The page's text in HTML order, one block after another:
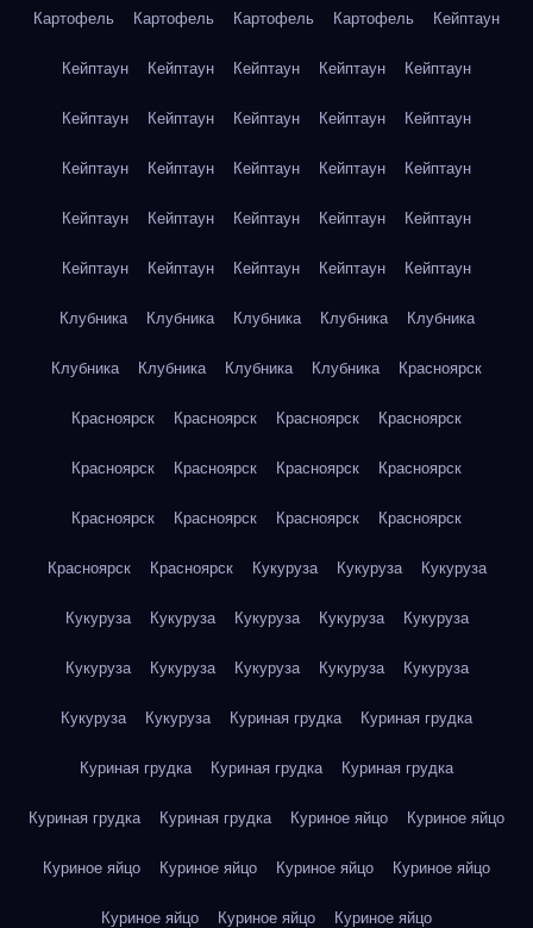
Картофель Картофель Картофель Картофель Кейптаун
Кейптаун Кейптаун Кейптаун Кейптаун Кейптаун
Кейптаун Кейптаун Кейптаун Кейптаун Кейптаун
Кейптаун Кейптаун Кейптаун Кейптаун Кейптаун
Кейптаун Кейптаун Кейптаун Кейптаун Кейптаун
Кейптаун Кейптаун Кейптаун Кейптаун Кейптаун
Клубника Клубника Клубника Клубника Клубника
Клубника Клубника Клубника Клубника Красноярск
Красноярск Красноярск Красноярск Красноярск
Красноярск Красноярск Красноярск Красноярск
Красноярск Красноярск Красноярск Красноярск
Красноярск Красноярск Кукуруза Кукуруза Кукуруза
Кукуруза Кукуруза Кукуруза Кукуруза Кукуруза
Кукуруза Кукуруза Кукуруза Кукуруза Кукуруза
Кукуруза Кукуруза Куриная грудка Куриная грудка
Куриная грудка Куриная грудка Куриная грудка
Куриная грудка Куриная грудка Куриное яйцо Куриное яйцо
Куриное яйцо Куриное яйцо Куриное яйцо Куриное яйцо
Куриное яйцо Куриное яйцо Куриное яйцо